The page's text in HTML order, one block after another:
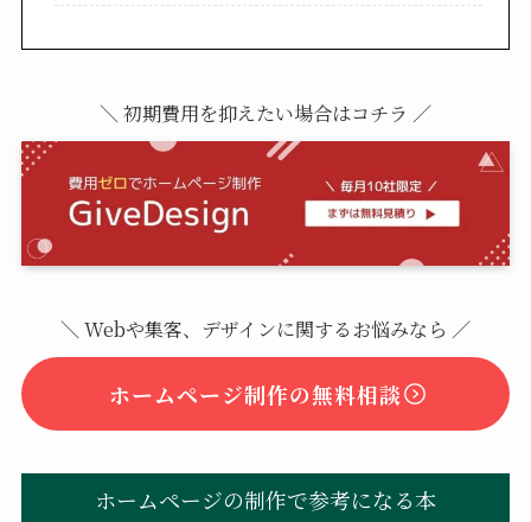
＼ 初期費用を抑えたい場合はコチラ ／
＼ Webや集客、デザインに関するお悩みなら ／
ホームページ制作の無料相談
ホームページの制作で参考になる本